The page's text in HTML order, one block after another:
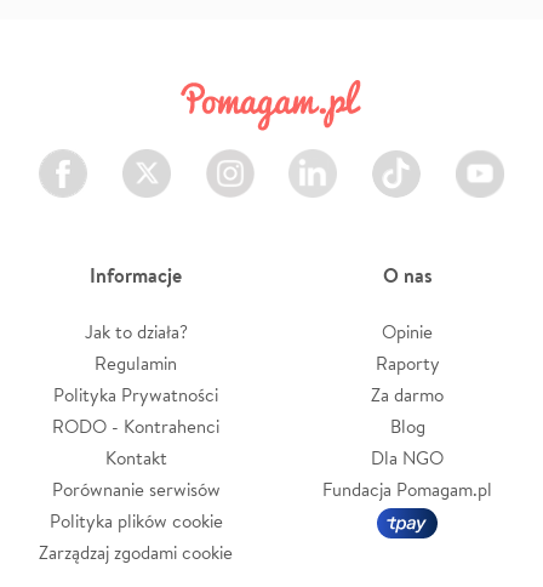
Facebook Twitter Instagram LinkedIn TikTok Youtube
Informacje
Jak to działa?
Regulamin
Polityka Prywatności
RODO - Kontrahenci
Kontakt
Porównanie serwisów
Polityka plików cookie
Zarządzaj zgodami cookie
O nas
Opinie
Raporty
Za darmo
Blog
Dla NGO
Fundacja Pomagam.pl